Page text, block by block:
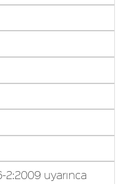
2:2009 uyarınca